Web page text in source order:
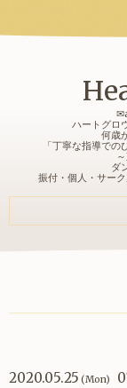
ハートグロ
何歳
「丁寧な指導での
ダ
振付・個人・サー
2020.05.25 (Mon)